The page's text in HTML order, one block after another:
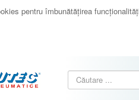
pentru îmbunătăţirea